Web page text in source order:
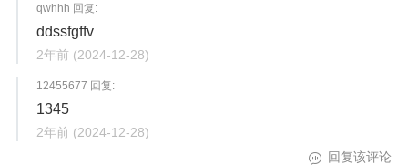
qwhhh 回复:
ddssfgffv
2年前 (2024-12-28)
12455677 回复:
1345
2年前 (2024-12-28)
回复该评论